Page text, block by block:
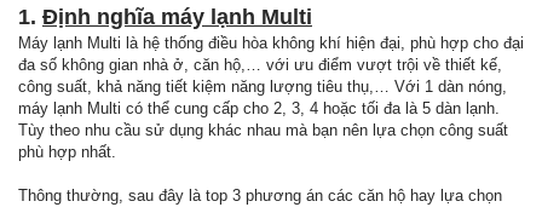
1. Định nghĩa máy lạnh Multi
Máy lạnh Multi là hệ thống điều hòa không khí hiện đại, phù hợp cho đại
đa số không gian nhà ở, căn hộ,… với ưu điểm vượt trội về thiết kế,
công suất, khả năng tiết kiệm năng lượng tiêu thụ,… Với 1 dàn nóng,
máy lạnh Multi có thể cung cấp cho 2, 3, 4 hoặc tối đa là 5 dàn lạnh.
Tùy theo nhu cầu sử dụng khác nhau mà bạn nên lựa chọn công suất
phù hợp nhất.
Thông thường, sau đây là top 3 phương án các căn hộ hay lựa chọn